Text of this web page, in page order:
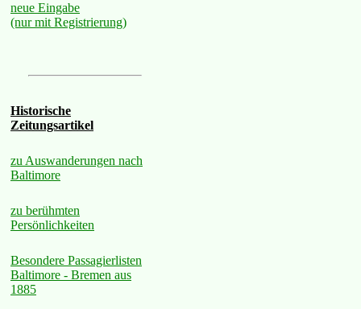
neue Eingabe
(nur mit Registrierung)
Historische
Zeitungsartikel
zu Auswanderungen nach
Baltimore
zu berühmten
Persönlichkeiten
Besondere Passagierlisten
Baltimore - Bremen aus
1885